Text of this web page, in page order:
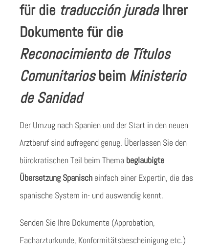
für die traducción juradaIhrer
Dokumente für die
Reconocimiento de Títulos
Comunitariosbeim Ministerio
de Sanidad
Der Umzug nach Spanien und der Start in den neuen
Arztberuf sind aufregend genug. Überlassen Sie den
bürokratischen Teil beim Thema beglaubigte
Übersetzung Spanisch einfach einer Expertin, die das
spanische System in- und auswendig kennt.
Senden Sie Ihre Dokumente (Approbation,
Facharzturkunde, Konformitätsbescheinigung etc.)